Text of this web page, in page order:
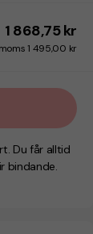
1 868,75 kr
1 495,00 kr
Du får alltid
bindande.